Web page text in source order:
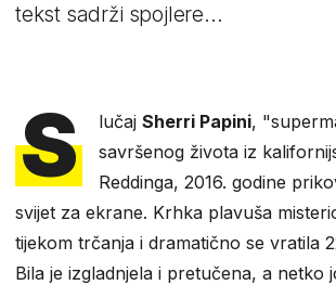
tekst sadrži spojlere...
S lučajSherri Papini,
savršenog života iz
Reddinga, 2016. godine
svijet za ekrane. Krhka plavuša
tijekom trčanja i dramatično se vratila
Bila je izgladnjela i pretučena, a netko